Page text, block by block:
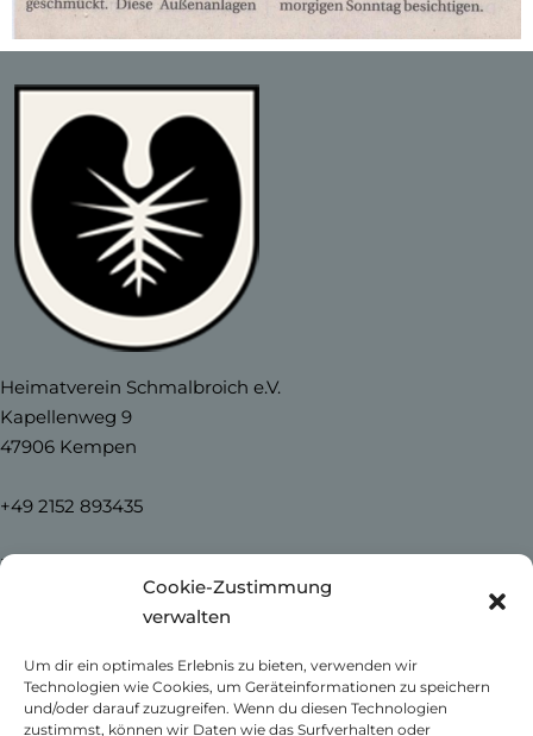
Cookie-Zustimmung
verwalten
Um dir ein optimales Erlebnis zu bieten, verwenden wir
Technologien wie Cookies, um Geräteinformationen zu speichern
und/oder darauf zuzugreifen. Wenn du diesen Technologien
zustimmst, können wir Daten wie das Surfverhalten oder
Heimatverein Schmalbroich e.V.
Kapellenweg 9
47906 Kempen
+49 2152 893435
info@heimatverein-schmalbroich.de
News
Unser Schmalbroich
Kontakt